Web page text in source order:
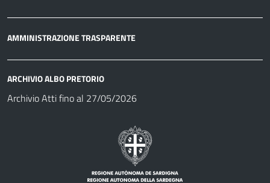
AMMINISTRAZIONE TRASPARENTE
ARCHIVIO ALBO PRETORIO
Archivio Atti fino al 27/05/2026